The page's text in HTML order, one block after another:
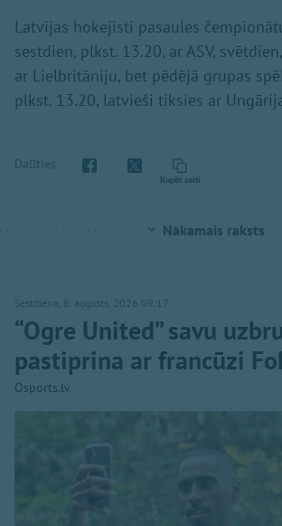
Latvijas hokejisti pasaules
sestdien, plkst. 13.20, ar ASV,
ar Lielbritāniju, bet pēdējā grupas
plkst. 13.20, latvieši tiksies ar
Dalīties
Kopēt saiti
Nākamais raksts
Sestdiena, 8. augusts, 2026 09:17
“Ogre United” savu
pastiprina ar francūzi
Osports.lv